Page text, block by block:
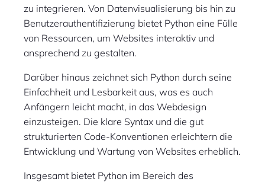
zu integrieren. Von Datenvisualisierung bis hin zu
Benutzerauthentifizierung bietet Python eine Fülle
von Ressourcen, um Websites interaktiv und
ansprechend zu gestalten.
Darüber hinaus zeichnet sich Python durch seine
Einfachheit und Lesbarkeit aus, was es auch
Anfängern leicht macht, in das Webdesign
einzusteigen. Die klare Syntax und die gut
strukturierten Code-Konventionen erleichtern die
Entwicklung und Wartung von Websites erheblich.
Insgesamt bietet Python im Bereich des